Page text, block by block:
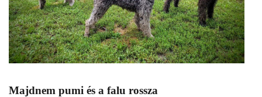
Majdnem pumi és a falu rossza